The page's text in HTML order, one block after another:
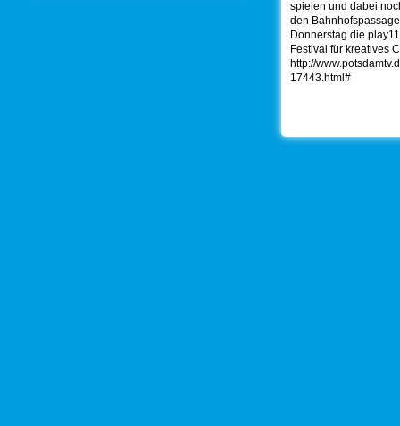
spielen und dabei
den
Donnerstag die
Festival für kreatives
http://
17443.html#